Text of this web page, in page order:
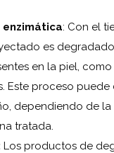
enzimática: Con el
es
en la piel, como
Este proceso puede
dependiendo de
tratada.
Los productos de